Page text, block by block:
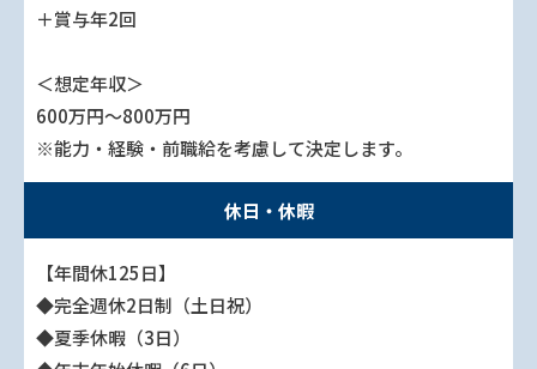
＋賞与年2回
＜想定年収＞
600万円～800万円
※能力・経験・前職給を考慮して決定します。
休日・休暇
【年間休125日】
◆完全週休2日制（土日祝）
◆夏季休暇（3日）